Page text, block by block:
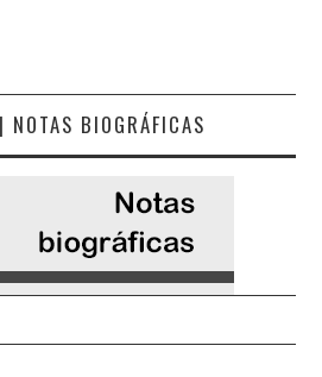
NOTAS BIOGRÁFICAS